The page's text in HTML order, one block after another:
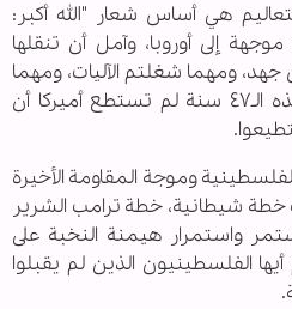
هي أساس شعار "الله أكبر:
إلى أوروبا، وآمل أن تنقلها
ومهما شغلتم الآليات، ومهما
مارستم من ضغوط، خلال هذه الـ٤٧ سنة لم تستطع أميركا أن
وموجة المقاومة الأخيرة
خطة شيطانية، خطة ترامب الشرير
واستمرار هيمنة النخبة على
الفلسطينيون الذين لم يقبلوا